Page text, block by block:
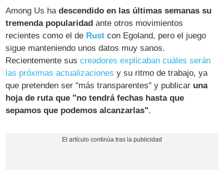
Among Us hadescendido en las últimas semanas su
tremenda popularidad ante otros movimientos
recientes como el de Rust con Egoland, pero el juego
sigue manteniendo unos datos muy sanos.
Recientemente suscreadores explicaban cuáles serán
las próximas actualizaciones y su ritmo de trabajo, ya
que pretenden ser "más transparentes" y publicar una
hoja de ruta que "no tendrá fechas hasta que
sepamos que podemos alcanzarlas".